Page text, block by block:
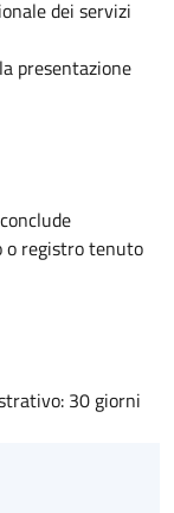
dei servizi
presentazione
o registro tenuto
30 giorni